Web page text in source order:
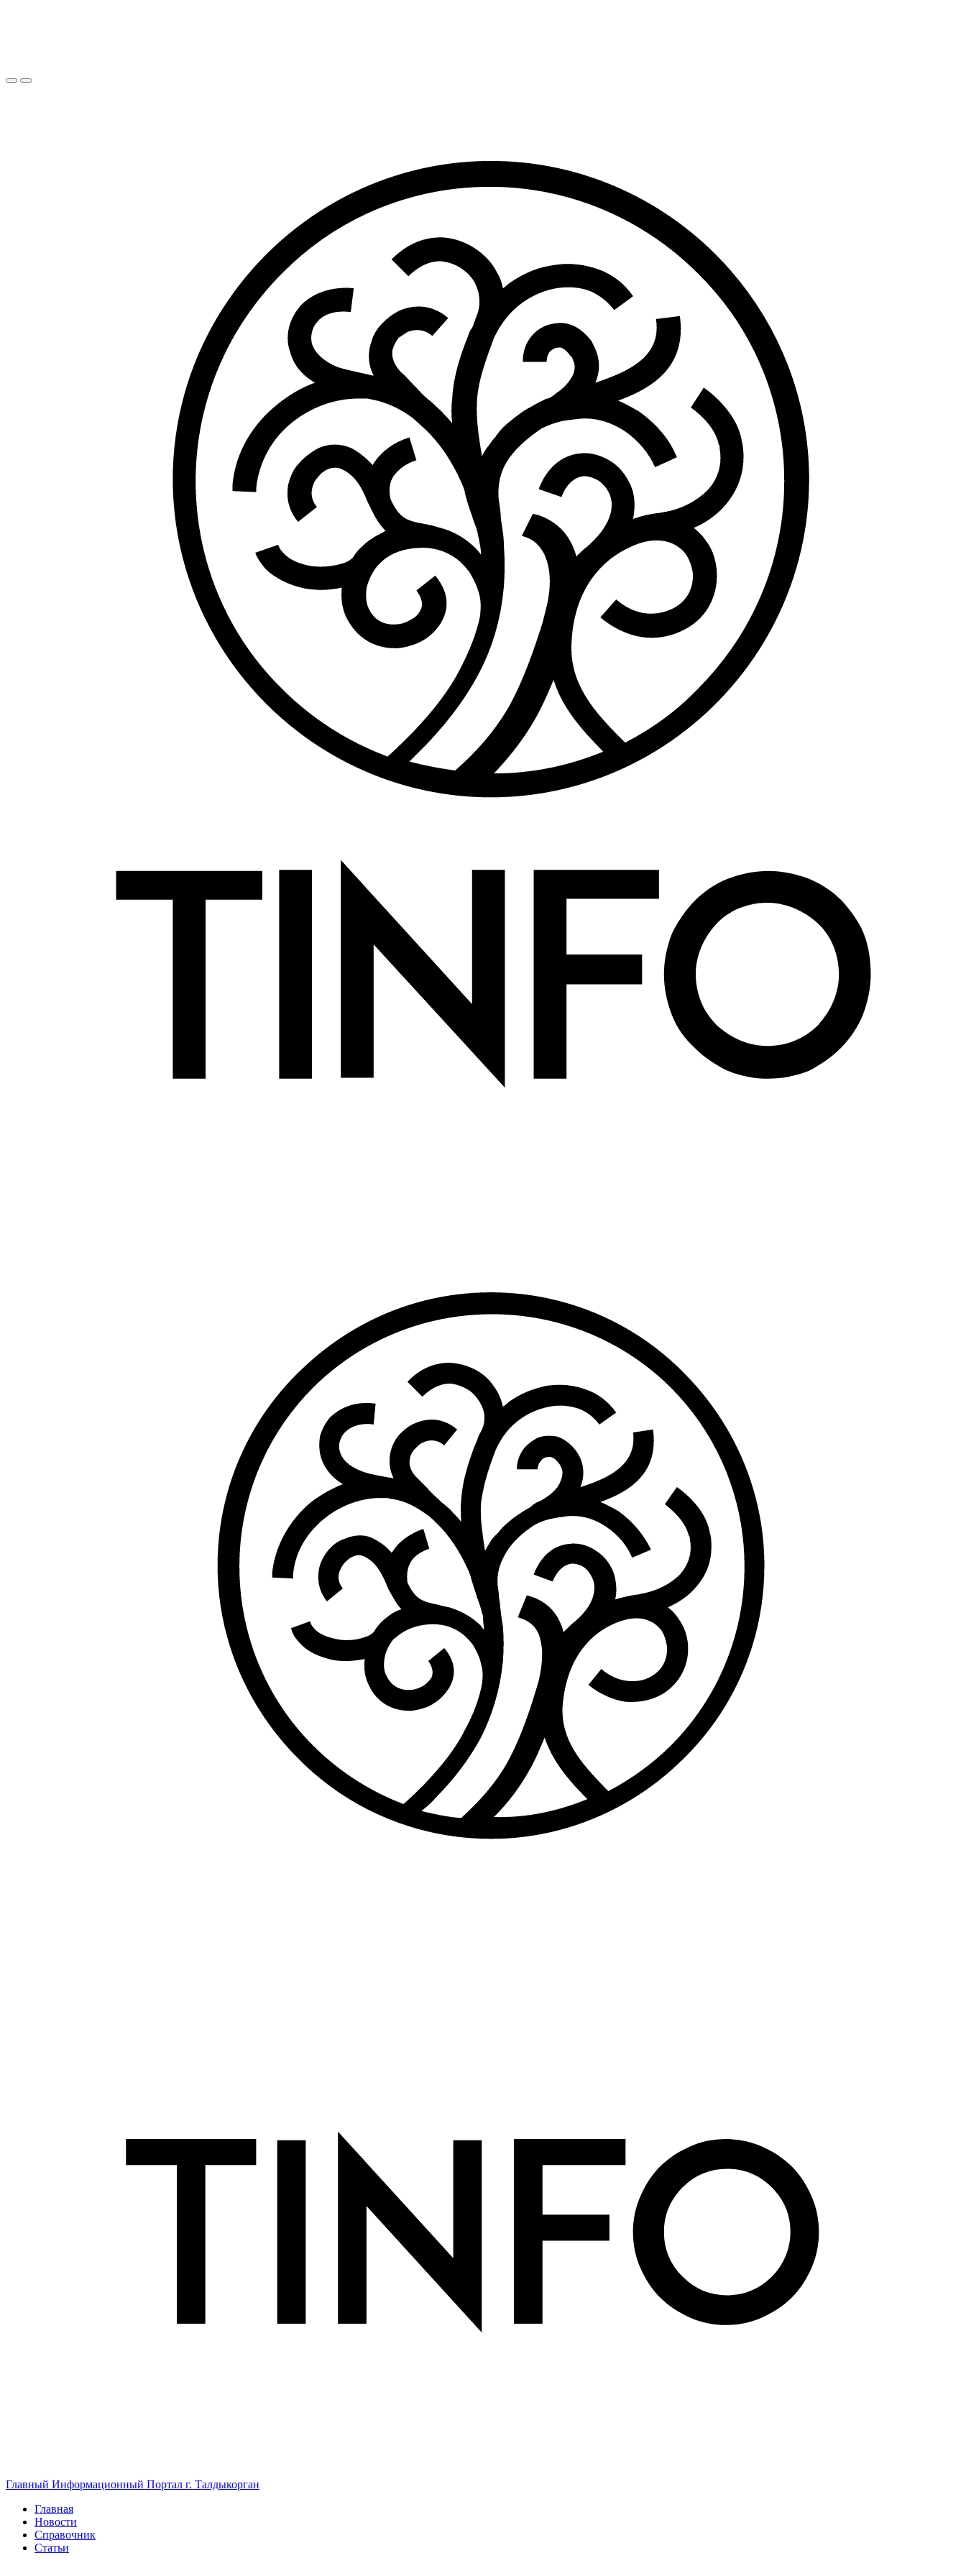
Главный Информационный Портал г. Талдыкорган
Главная
Новости
Справочник
Статьи